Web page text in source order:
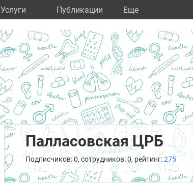
Услуги Публикации Eще
Палласовская ЦРБ
Подписчиков: 0, сотрудников: 0, рейтинг:275